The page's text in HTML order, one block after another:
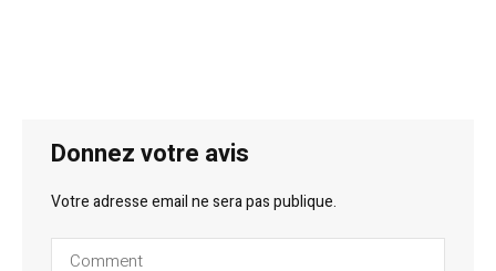
Donnez votre avis
Votre adresse email ne sera pas publique.